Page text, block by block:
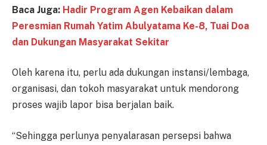
Baca Juga: Hadir Program Agen Kebaikan dalam
Peresmian Rumah Yatim Abulyatama Ke-8, Tuai Doa
dan Dukungan Masyarakat Sekitar
Oleh karena itu, perlu ada dukungan instansi/lembaga,
organisasi, dan tokoh masyarakat untuk mendorong
proses wajib lapor bisa berjalan baik.
“Sehingga perlunya penyalarasan persepsi bahwa